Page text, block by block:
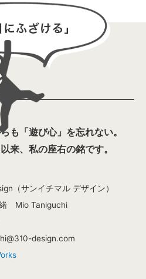
も「遊び心」を忘れない。
来、私の座右の銘です。
（サンイチマル デザイン）
Mio Taniguchi
design.com